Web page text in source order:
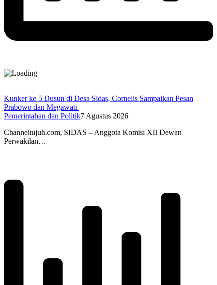
Kunker ke 5 Dusun di Desa Sidas, Cornelis Sampaikan Pesan
Prabowo dan Megawati
Pemerintahan dan Politik7 Agustus 2026
Channeltujuh.com, SIDAS – Anggota Komisi XII Dewan
Perwakilan…